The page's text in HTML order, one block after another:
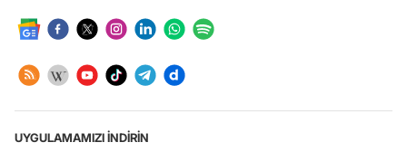
UYGULAMAMIZI İNDİRİN